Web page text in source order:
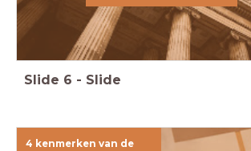
Slide 6 - Slide
4 kenmerken van de